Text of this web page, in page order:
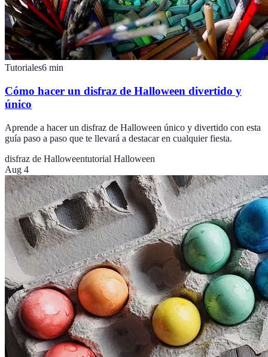
Tutoriales6 min
Cómo hacer un disfraz de Halloween divertido y
único
Aprende a hacer un disfraz de Halloween único y divertido con esta
guía paso a paso que te llevará a destacar en cualquier fiesta.
disfraz de Halloweentutorial Halloween
Aug 4